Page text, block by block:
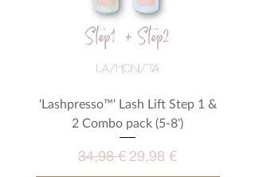
'Lashpresso™' Lash Lift Step 1 &
2 Combo pack (5-8')
Κανονική τιμή
34,98 € Τιμή Έκπτωσης
29,98 €